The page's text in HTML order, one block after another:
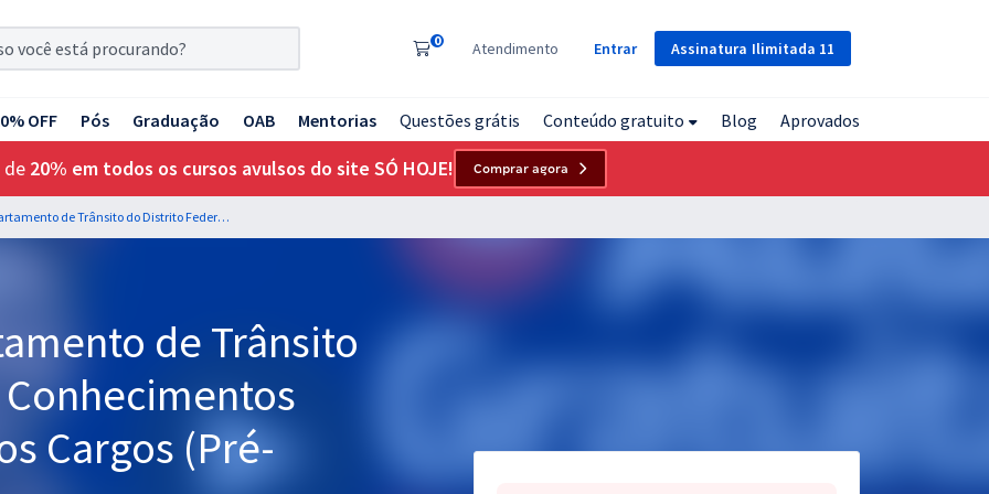
Assinatura Ilimitada 11
0 Atendimento Entrar
OFF Pós Graduação OAB Mentorias Questões grátis Conteúdo gratuito Blog Aprovados
de 20% em todos os cursos avulsos do site SÓ HOJE! Comprar agora
DETRAN DF - Departamento de Trânsito do Distrito Federal - Conhecimentos Básicos para Todos os Cargos (Pré-edital)
de Trânsito
Cargos (Pré-